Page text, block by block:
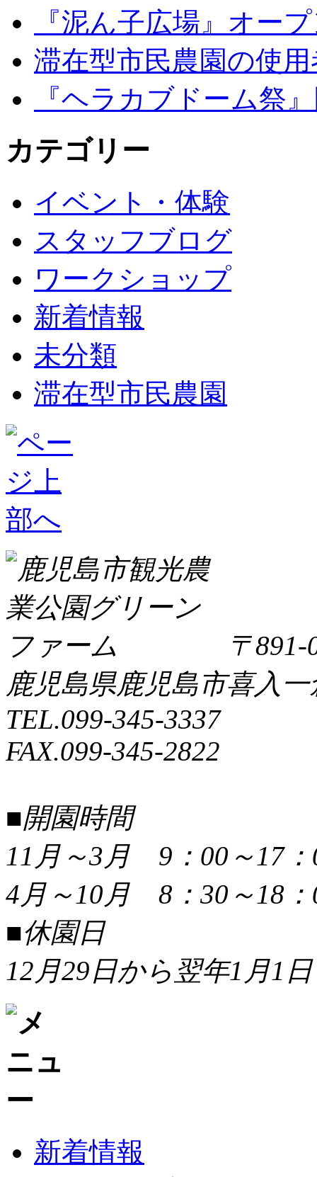
『泥ん子広場』オー
滞在型市民農園の使
『ヘラカブドーム祭
カテゴリー
イベント・体験
スタッフブログ
ワークショップ
新着情報
未分類
滞在型市民農園
〒891-
鹿児島県鹿児島市喜入一
TEL.099-345-3337
FAX.099-345-2822
■開園時間
11月～3月 9：00～17：
4月～10月 8：30～18：
■休園日
12月29日から翌年1月1日
新着情報